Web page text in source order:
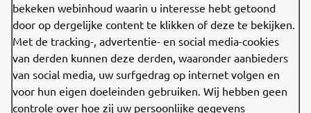
bekeken webinhoud waarin u interesse hebt getoond
door op dergelijke content te klikken of deze te bekijken.
Met de tracking-, advertentie- en social media-cookies
van derden kunnen deze derden, waaronder aanbieders
van social media, uw surfgedrag op internet volgen en
voor hun eigen doeleinden gebruiken. Wij hebben geen
controle over hoe zij uw persoonlijke gegevens